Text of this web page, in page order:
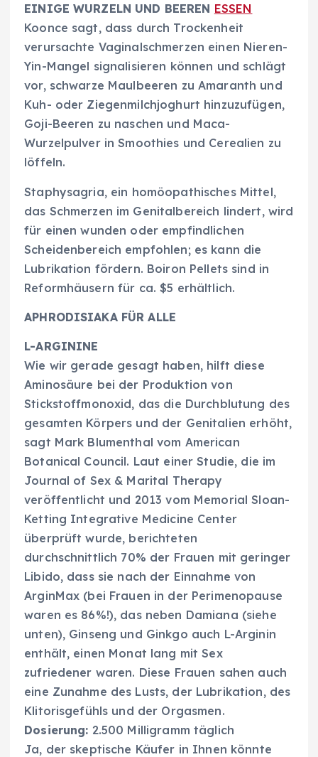
EINIGE WURZELN UND BEEREN ESSEN
Koonce sagt, dass durch Trockenheit
verursachte Vaginalschmerzen einen Nieren-
Yin-Mangel signalisieren können und schlägt
vor, schwarze Maulbeeren zu Amaranth und
Kuh- oder Ziegenmilchjoghurt hinzuzufügen,
Goji-Beeren zu naschen und Maca-
Wurzelpulver in Smoothies und Cerealien zu
löffeln.
Staphysagria, ein homöopathisches Mittel,
das Schmerzen im Genitalbereich lindert, wird
für einen wunden oder empfindlichen
Scheidenbereich empfohlen; es kann die
Lubrikation fördern. Boiron Pellets sind in
Reformhäusern für ca. $5 erhältlich.
APHRODISIAKA FÜR ALLE
L-ARGININE
Wie wir gerade gesagt haben, hilft diese
Aminosäure bei der Produktion von
Stickstoffmonoxid, das die Durchblutung des
gesamten Körpers und der Genitalien erhöht,
sagt Mark Blumenthal vom American
Botanical Council. Laut einer Studie, die im
Journal of Sex & Marital Therapy
veröffentlicht und 2013 vom Memorial Sloan-
Ketting Integrative Medicine Center
überprüft wurde, berichteten
durchschnittlich 70% der Frauen mit geringer
Libido, dass sie nach der Einnahme von
ArginMax (bei Frauen in der Perimenopause
waren es 86%!), das neben Damiana (siehe
unten), Ginseng und Ginkgo auch L-Arginin
enthält, einen Monat lang mit Sex
zufriedener waren. Diese Frauen sahen auch
eine Zunahme des Lusts, der Lubrikation, des
Klitorisgefühls und der Orgasmen.
Dosierung: 2.500 Milligramm täglich
Ja, der skeptische Käufer in Ihnen könnte